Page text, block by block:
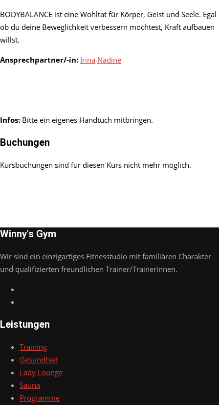
BODYBALANCE ist eine Wohltat für Körper, Geist und Seele. Egal
ob du deine Beweglichkeit verbessern möchtest, Kraft aufbauen
willst.
Ansprechpartner/-in: Irina,Nadine
Infos: Bitte ein eigenes Handtuch mitbringen.
Buchungen
Kursbuchungen sind für diesen Kurs nicht mehr möglich.
Winny's Gym
Wir sind ein einzigartiges Fitnesstudio mit familiären Charakter
und qualifizierten freundlichen Trainer/Trainerinnen.
Leistungen
Training
Gesundheit
Lady Lounge
Sauna
Programme